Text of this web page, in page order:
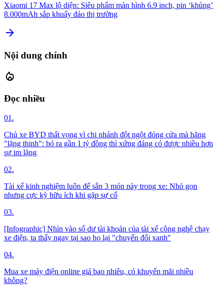
Xiaomi 17 Max lộ diện: Siêu phẩm màn hình 6.9 inch, pin ‘khủng’
8.000mAh sắp khuấy đảo thị trường
arrow_forward
Nội dung chính
local_fire_department
Đọc nhiều
01.
Chủ xe BYD thất vọng vì chi nhánh đột ngột đóng cửa mà hãng
"lặng thinh": bỏ ra gần 1 tỷ đồng thì xứng đáng có được nhiều hơn
sự im lặng
02.
Tài xế kinh nghiệm luôn để sẵn 3 món này trong xe: Nhỏ gọn
nhưng cực kỳ hữu ích khi gặp sự cố
03.
[Infographic] Nhìn vào số dư tài khoản của tài xế công nghệ chạy
xe điện, ta thấy ngay tại sao họ lại "chuyển đổi xanh"
04.
Mua xe máy điện online giá bao nhiêu, có khuyến mãi nhiều
không?